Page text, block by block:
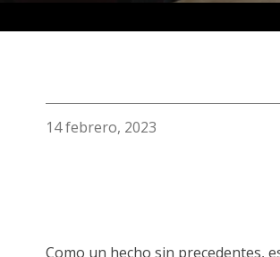
14 febrero, 2023
Como un hecho sin precedentes,